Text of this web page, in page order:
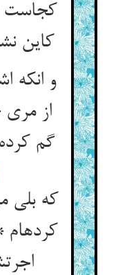
کجاست
کاین
و انکه
از
گم
که بلی
کرده‏ام